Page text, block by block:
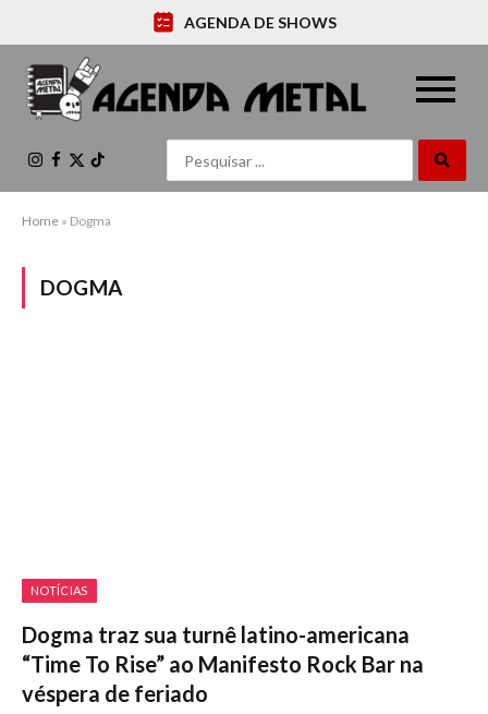
AGENDA DE SHOWS
Instagram
Facebook
X
(Twitter)
TikTok
Home » Dogma
DOGMA
NOTÍCIAS
Dogma traz sua turnê latino-americana
“Time To Rise” ao Manifesto Rock Bar na
véspera de feriado